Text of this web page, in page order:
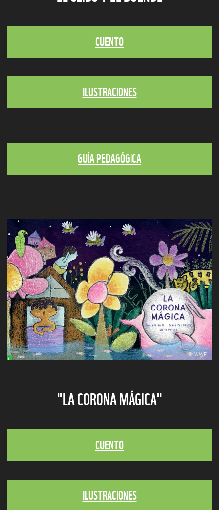
CUENTO
ILUSTRACIONES
GUÍA PEDAGÓGICA
© WWF
"LA CORONA MÁGICA"
CUENTO
ILUSTRACIONES